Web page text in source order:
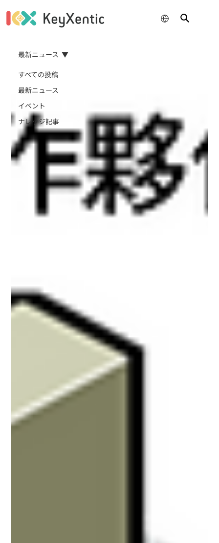
すべての投稿
最新ニュース
イベント
ナレッジ記事
最新ニュース